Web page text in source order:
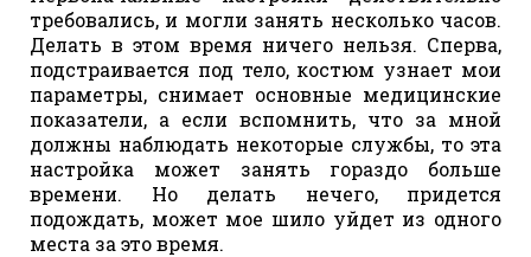
требовались, и могли занять несколько часов.
Делать в этом время ничего нельзя. Сперва,
подстраивается под тело, костюм узнает мои
параметры, снимает основные медицинские
показатели, а если вспомнить, что за мной
должны наблюдать некоторые службы, то эта
настройка может занять гораздо больше
времени. Но делать нечего, придется
подождать, может мое шило уйдет из одного
места за это время.